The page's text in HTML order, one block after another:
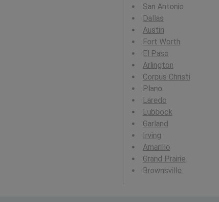
San Antonio
Dallas
Austin
Fort Worth
El Paso
Arlington
Corpus Christi
Plano
Laredo
Lubbock
Garland
Irving
Amarillo
Grand Prairie
Brownsville